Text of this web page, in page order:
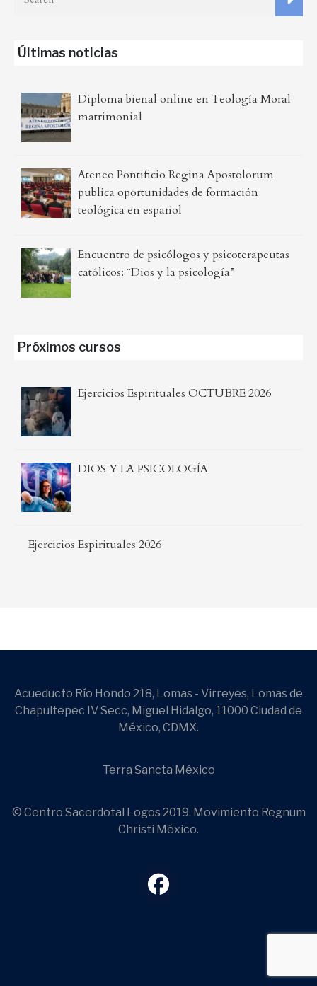
Últimas noticias
Diploma bienal online en Teología Moral
matrimonial
Ateneo Pontificio Regina Apostolorum
publica oportunidades de formación
teológica en español
Encuentro de psicólogos y psicoterapeutas
católicos: ¨Dios y la psicología”
Próximos cursos
Ejercicios Espirituales OCTUBRE 2026
DIOS Y LA PSICOLOGÍA
Ejercicios Espirituales 2026
Acueducto Río Hondo 218, Lomas - Virreyes, Lomas de
Chapultepec IV Secc, Miguel Hidalgo, 11000 Ciudad de
México, CDMX.
Terra Sancta México
© Centro Sacerdotal Logos 2019. Movimiento Regnum
Christi México.